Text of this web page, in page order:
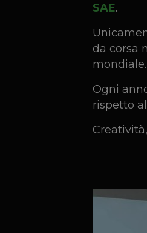
SAE.
da corsa
mondiale.
Ogni
rispetto